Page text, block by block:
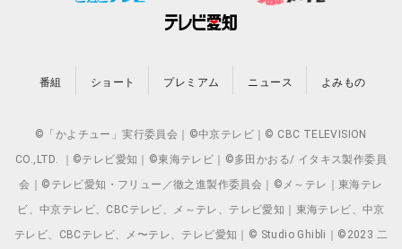
番組 ショート プレミアム ニュース よみもの
©「かよチュー」実行委員会｜©中京テレビ｜© CBC TELEVISION
CO.,LTD. ｜©テレビ愛知｜©東海テレビ｜©多田かおる/ イタキス製作委員
会｜©テレビ愛知・フリュー／徹之進製作委員会｜©メ～テレ｜東海テレ
ビ、中京テレビ、CBCテレビ、メ～テレ、テレビ愛知｜東海テレビ、中京
テレビ、CBCテレビ、メ〜テレ、テレビ愛知｜© Studio Ghibli｜©2023 二